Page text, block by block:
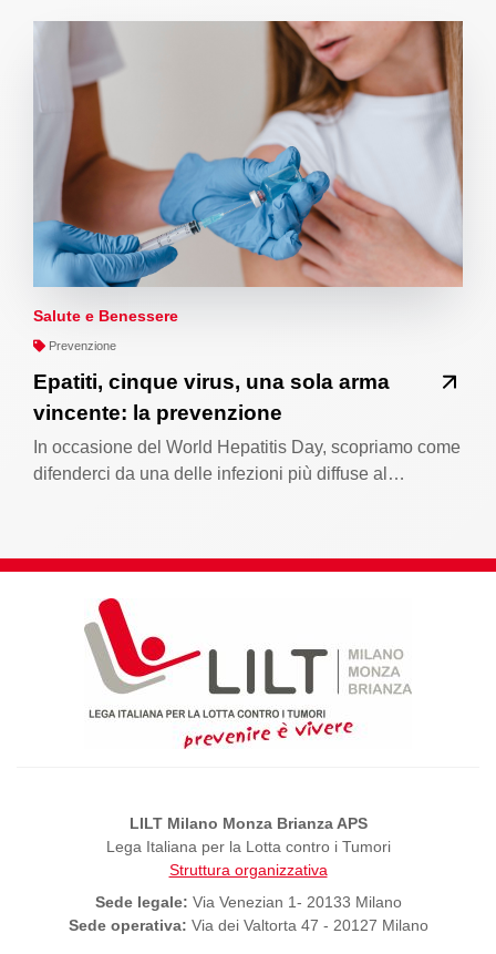
Salute e Benessere
Prevenzione
Epatiti, cinque virus, una sola arma
vincente: la prevenzione
In occasione del World Hepatitis Day, scopriamo come
difenderci da una delle infezioni più diffuse al…
LILT Milano Monza Brianza APS
Lega Italiana per la Lotta contro i Tumori
Struttura organizzativa
Sede legale: Via Venezian 1- 20133 Milano
Sede operativa: Via dei Valtorta 47 - 20127 Milano